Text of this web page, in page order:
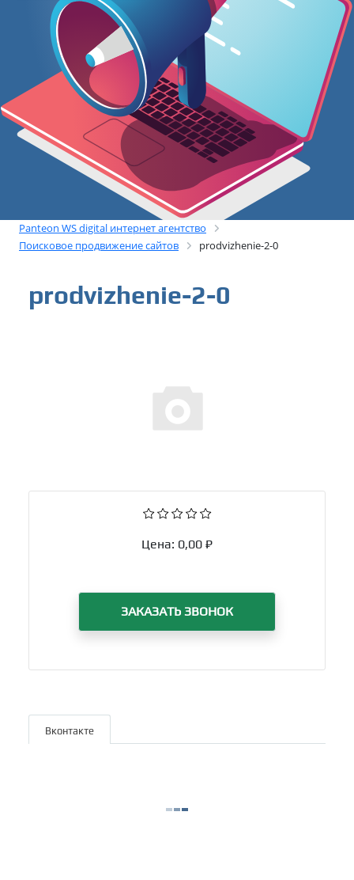
Panteon WS digital интернет агентство
Поисковое продвижение сайтов
prodvizhenie-2-0
prodvizhenie-2-0
Цена: 0,00 ₽
ЗАКАЗАТЬ ЗВОНОК
Вконтакте